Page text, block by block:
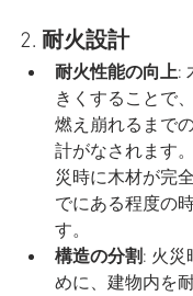
2. 耐火設計
耐火性能の向上:
きくすることで
燃え崩れるまで
計がなされます
災時に木材が完
でにある程度の
す。
構造の分割: 火災
めに、建物内を